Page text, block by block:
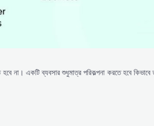
একটি ব্যবসার শুধুমাত্র পরিকল্পনা করতে হবে কিভাবে